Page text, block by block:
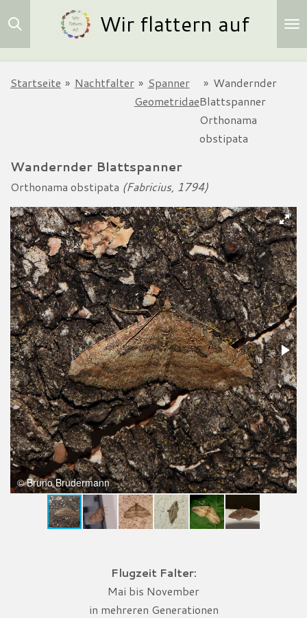
Zum
Hauptinhalt
Wir flattern auf
Startseite » Nachtfalter » Spanner
Geometridae
» Wandernder
Blattspanner
Orthonama
obstipata
Wandernder Blattspanner
Orthonama obstipata (Fabricius, 1794)
© Bruno Brudermann
Flugzeit Falter:
Mai bis November
in mehreren Generationen